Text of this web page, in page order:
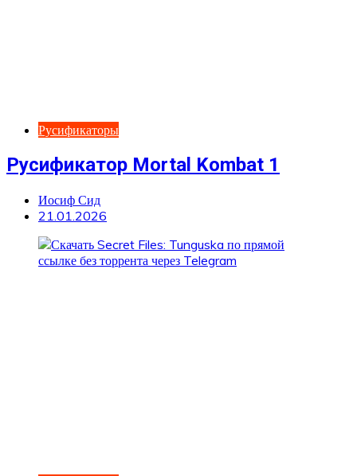
Русификаторы
Русификатор Mortal Kombat 1
Иосиф Сид
21.01.2026